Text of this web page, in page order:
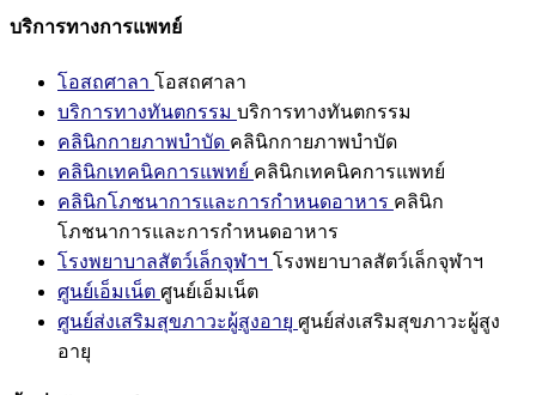
บริการทางการแพทย์
โอสถศาลา โอสถศาลา
บริการทางทันตกรรม บริการทางทันตกรรม
คลินิกกายภาพบำบัด คลินิกกายภาพบำบัด
คลินิกเทคนิคการแพทย์ คลินิกเทคนิคการแพทย์
คลินิกโภชนาการและการกำหนดอาหาร คลินิก
โภชนาการและการกำหนดอาหาร
โรงพยาบาลสัตว์เล็กจุฬาฯ โรงพยาบาลสัตว์เล็กจุฬาฯ
ศูนย์เอ็มเน็ต ศูนย์เอ็มเน็ต
ศูนย์ส่งเสริมสุขภาวะผู้สูงอายุ ศูนย์ส่งเสริมสุขภาวะผู้สูง
อายุ